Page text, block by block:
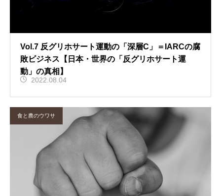
Vol.7 反グリホサート運動の「深層C」＝IARCの腐
敗ビジネス【日本・世界の「反グリホサート運
動」の真相】
2022.08.04
食と農のウワサ